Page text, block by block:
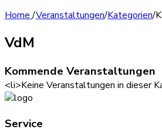
Home/Veranstaltungen/Kategorien/
VdM
Kommende Veranstaltungen
<li>Keine Veranstaltungen in dieser
Service